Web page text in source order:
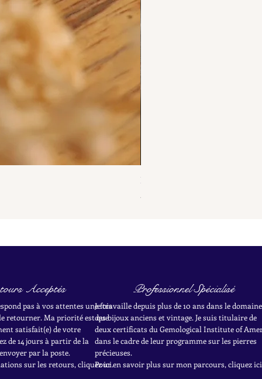
French Antique Flower
Acceptés
pas à vos attentes une fois
retourner. Ma priorité est que
satisfait(e) de votre
de 14 jours à partir de la
par la poste.
sur les retours, cliquez ici.
Professionnel Spécialisé
Je travaille depuis plus de 10 ans dans le domaine
des bijoux anciens et vintage. Je suis titulaire de
deux certificats du Gemological Institute of
dans le cadre de leur programme sur les pierres
précieuses.
Pour en savoir plus sur mon parcours, cliquez